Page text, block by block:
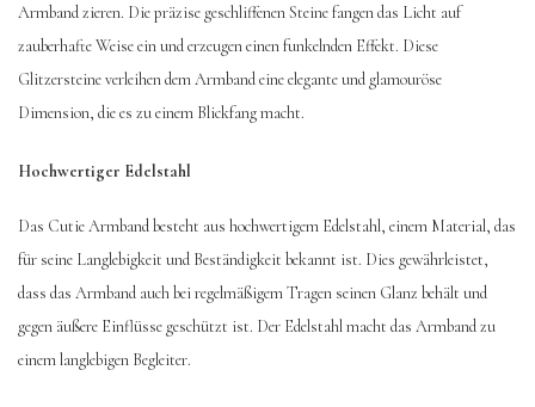
Armband zieren. Die präzise geschliffenen Steine fangen das Licht auf
zauberhafte Weise ein und erzeugen einen funkelnden Effekt. Diese
Glitzersteine verleihen dem Armband eine elegante und glamouröse
Dimension, die es zu einem Blickfang macht.
Hochwertiger Edelstahl
Das Cutie Armband besteht aus hochwertigem Edelstahl, einem Material, das
für seine Langlebigkeit und Beständigkeit bekannt ist. Dies gewährleistet,
dass das Armband auch bei regelmäßigem Tragen seinen Glanz behält und
gegen äußere Einflüsse geschützt ist. Der Edelstahl macht das Armband zu
einem langlebigen Begleiter.